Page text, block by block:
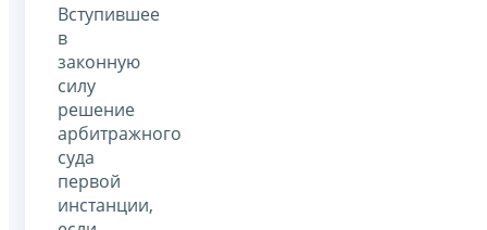
Вступившее
в
законную
силу
решение
арбитражного
суда
первой
инстанции,